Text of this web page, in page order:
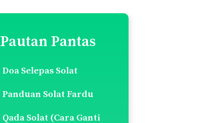
Pautan Pantas
Doa Selepas Solat
Panduan Solat Fardu
Qada Solat (Cara Ganti